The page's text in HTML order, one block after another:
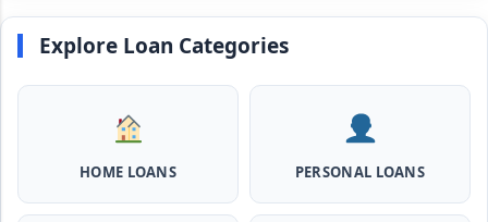
स्कीम से गाय डेयरी के लिए मिलेगा तगड़ी सब्सिडी के साथ लोन, आप भी ऐसे उठा
SBI e-Mudra Loan Scheme: इस स्कीम से बेरोजगार युवाओं और छोटे
बिज़नेस को मिलता है आसान लोन, 5 साल में करना होता है भुगतान
Haryana Milk Production Incentive Scheme Loan: इस
स्कीम से पशु डेयरी खोलने के लिए मिलता है 5 लाख का लोन, 5 साल नहीं लगता
Explore Loan Categories
HOME LOANS PERSONAL LOANS